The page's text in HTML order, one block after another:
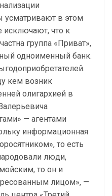
усматривают в этом
исключают, что к
группа «Приват»,
одноименный банк.
кем возник
олигархией в
— агентами
информационная
то есть
люди,
то он и
лицом», —